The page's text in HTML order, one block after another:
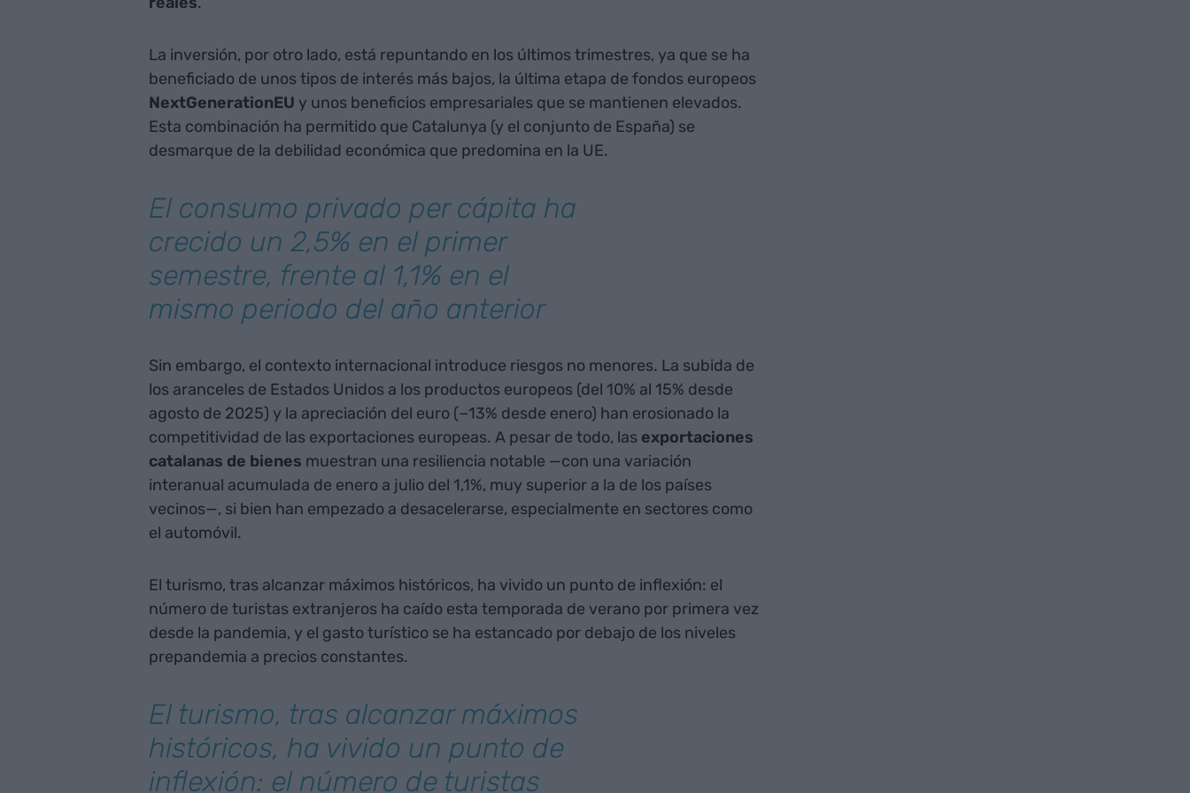
La inversión, por otro lado, está repuntando en los últimos trimestres, ya que se ha
beneficiado de unos tipos de interés más bajos, la última etapa de fondos europeos
NextGenerationEU y unos beneficios empresariales que se mantienen elevados.
Esta combinación ha permitido que Catalunya (y el conjunto de España) se
desmarque de la debilidad económica que predomina en la UE.
El consumo privado per cápita ha
crecido un 2,5% en el primer
semestre, frente al 1,1% en el
mismo periodo del año anterior
Sin embargo, el contexto internacional introduce riesgos no menores. La subida de
los aranceles de Estados Unidos a los productos europeos (del 10% al 15% desde
agosto de 2025) y la apreciación del euro (−13% desde enero) han erosionado la
competitividad de las exportaciones europeas. A pesar de todo, las exportaciones
catalanas de bienes muestran una resiliencia notable —con una variación
interanual acumulada de enero a julio del 1,1%, muy superior a la de los países
vecinos—, si bien han empezado a desacelerarse, especialmente en sectores como
el automóvil.
El turismo, tras alcanzar máximos históricos, ha vivido un punto de inflexión: el
número de turistas extranjeros ha caído esta temporada de verano por primera vez
desde la pandemia, y el gasto turístico se ha estancado por debajo de los niveles
prepandemia a precios constantes.
El turismo, tras alcanzar máximos
históricos, ha vivido un punto de
inflexión: el número de turistas